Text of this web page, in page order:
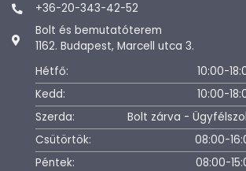
+36-20-343-42-52
Bolt és bemutatóterem
1162. Budapest, Marcell utca 3.
Hétfő:
10:00-
Kedd:
10:00-
Szerda:
Bolt zárva -
Csütörtök:
08:00-
Péntek:
08:00-